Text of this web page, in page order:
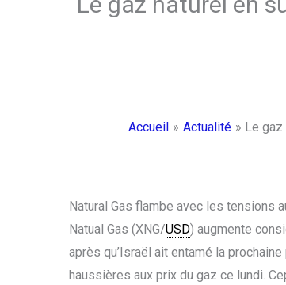
Accueil Actualité Le
Natural Gas flambe avec les tensions
Natual Gas (XNG/USD) augmente
après qu’Israël ait entamé la
haussières aux prix du gaz ce lundi.